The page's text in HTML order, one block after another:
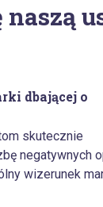
dbającej o
skutecznie
negatywnych
wizerunek